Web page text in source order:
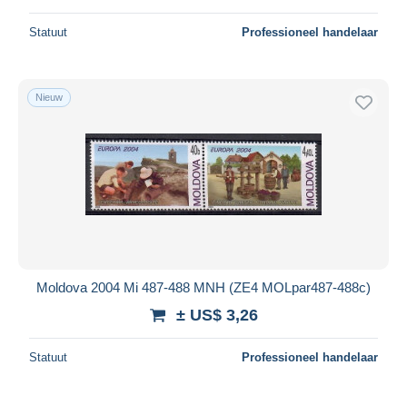
Statuut Professioneel handelaar
Nieuw
Moldova 2004 Mi 487-488 MNH (ZE4 MOLpar487-488c)
± US$ 3,26
Statuut Professioneel handelaar